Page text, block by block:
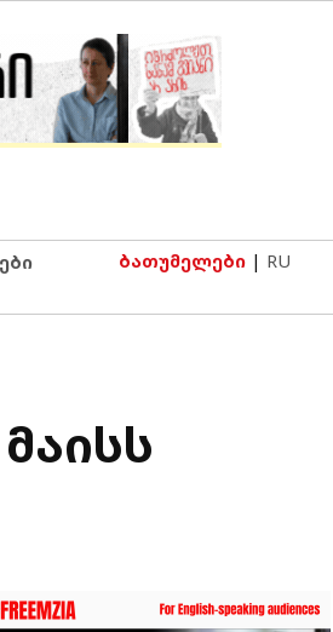
ბათუმელები | RU